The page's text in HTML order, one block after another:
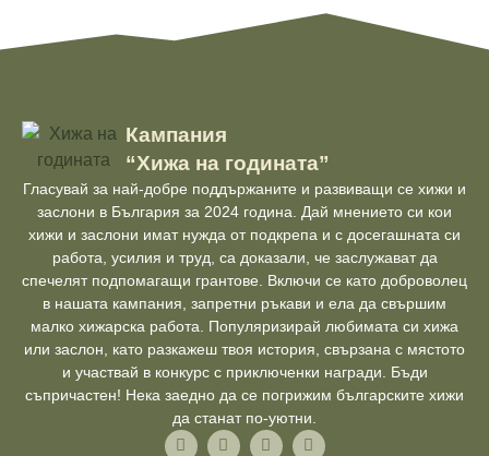
Кампания
“Хижа на годината”
Гласувай за най-добре поддържаните и развиващи се хижи и
заслони в България за 2024 година. Дай мнението си кои
хижи и заслони имат нужда от подкрепа и с досегашната си
работа, усилия и труд, са доказали, че заслужават да
спечелят подпомагащи грантове. Включи се като доброволец
в нашата кампания, запретни ръкави и ела да свършим
малко хижарска работа. Популяризирай любимата си хижа
или заслон, като разкажеш твоя история, свързана с мястото
и участвай в конкурс с приключенки награди. Бъди
съпричастен! Нека заедно да се погрижим българските хижи
да станат по-уютни.